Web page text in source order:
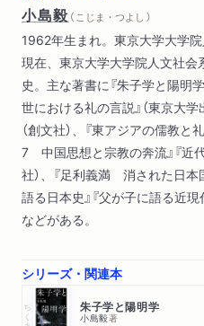
小島毅 （ こじま・つよし ）
1962年生まれ。東京大学大学
現在、東京大学大学院人文社
史。主な著書に『朱子学と陽明学
世における礼の言説』（東京大学
（創文社）、『東アジアの儒教と
7 中国思想と宗教の奔流』『近
社）、『足利義満 消された日本
語る日本史』『父が子に語る近現
などがある。
シリーズ・関連本
ちくま学芸文庫 朱子学と陽明学
小島毅著